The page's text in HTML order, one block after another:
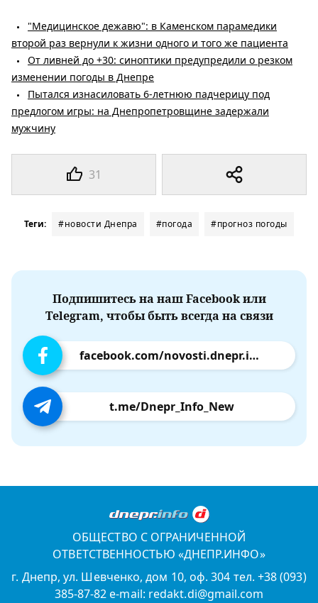
31
"Медицинское дежавю": в Каменском парамедики
второй раз вернули к жизни одного и того же пациента
От ливней до +30: синоптики предупредили о резком
изменении погоды в Днепре
Пытался изнасиловать 6-летнюю падчерицу под
предлогом игры: на Днепропетровщине задержали
мужчину
Теги: #новости Днепра #погода #прогноз погоды
Подпишитесь на наш Facebook или
Telegram, чтобы быть всегда на связи
facebook.com/novosti.dnepr.info
t.me/Dnepr_Info_New
ОБЩЕСТВО С ОГРАНИЧЕННОЙ
ОТВЕТСТВЕННОСТЬЮ «ДНЕПР.ИНФО»
г. Днепр, ул. Шевченко, дом 10, оф. 304 тел. +38 (093)
385-87-82 e-mail: redakt.di@gmail.com